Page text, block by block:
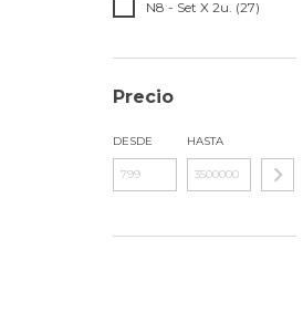
N8 - Set X 2u. (27)
Precio
DESDE HASTA